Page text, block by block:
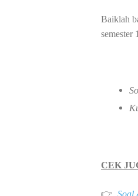
Baiklah
semester
CEK
👉 Soal